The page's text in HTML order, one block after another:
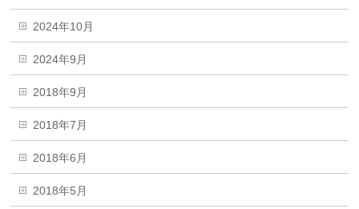
2024年10月
2024年9月
2018年9月
2018年7月
2018年6月
2018年5月